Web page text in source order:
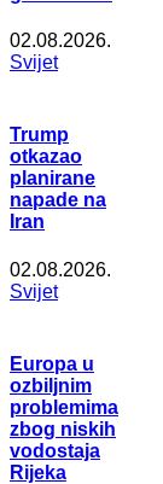
02.08.2026.
Svijet
Trump
otkazao
planirane
napade na
Iran
02.08.2026.
Svijet
Europa u
ozbiljnim
problemima
zbog niskih
vodostaja
Rijeka